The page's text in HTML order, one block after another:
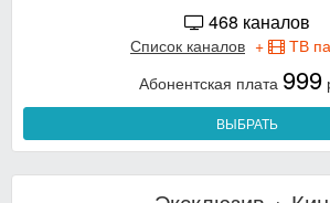
468 каналов
Список каналов +
ТВ
Абонентская плата 999
ВЫБРАТЬ